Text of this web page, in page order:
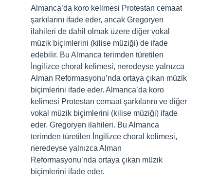
Almanca’da koro kelimesi Protestan cemaat
şarkılarını ifade eder, ancak Gregoryen
ilahileri de dahil olmak üzere diğer vokal
müzik biçimlerini (kilise müziği) de ifade
edebilir. Bu Almanca terimden türetilen
İngilizce choral kelimesi, neredeyse yalnızca
Alman Reformasyonu’nda ortaya çıkan müzik
biçimlerini ifade eder. Almanca’da koro
kelimesi Protestan cemaat şarkılarını ve diğer
vokal müzik biçimlerini (kilise müziği) ifade
eder. Gregoryen ilahileri. Bu Almanca
terimden türetilen İngilizce choral kelimesi,
neredeyse yalnızca Alman
Reformasyonu’nda ortaya çıkan müzik
biçimlerini ifade eder.